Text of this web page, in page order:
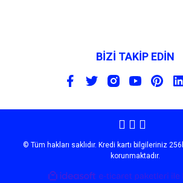
BİZİ TAKİP EDİN
© Tüm hakları saklıdır. Kredi kartı bilgileriniz
korunmaktadır.
ideasoft
e-